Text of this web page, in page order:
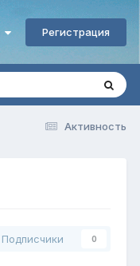
Регистрация
Активность
Подписчики 0